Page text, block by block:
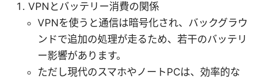
VPNとバッテリー消費の関係
VPNを使うと通信は暗号化され、バックグラウ
ンドで追加の処理が走るため、若干のバッテリ
ー影響があります。
ただし現代のスマホやノートPCは、効率的な